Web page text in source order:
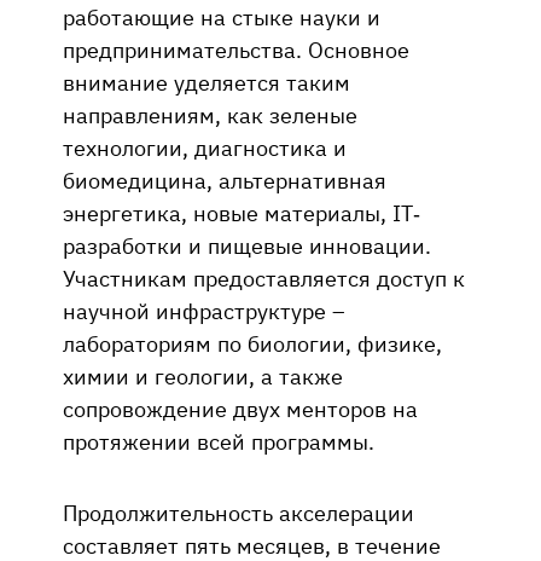
работающие на стыке науки и
предпринимательства. Основное
внимание уделяется таким
направлениям, как зеленые
технологии, диагностика и
биомедицина, альтернативная
энергетика, новые материалы, IT-
разработки и пищевые инновации.
Участникам предоставляется доступ к
научной инфраструктуре –
лабораториям по биологии, физике,
химии и геологии, а также
сопровождение двух менторов на
протяжении всей программы.
Продолжительность акселерации
составляет пять месяцев, в течение